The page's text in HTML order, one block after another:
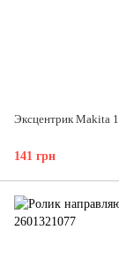
Эксцентрик Makita
141 грн